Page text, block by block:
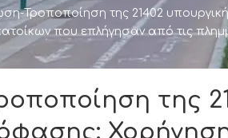
Τροποποίηση της 21402
που επλήγησαν από τις
της